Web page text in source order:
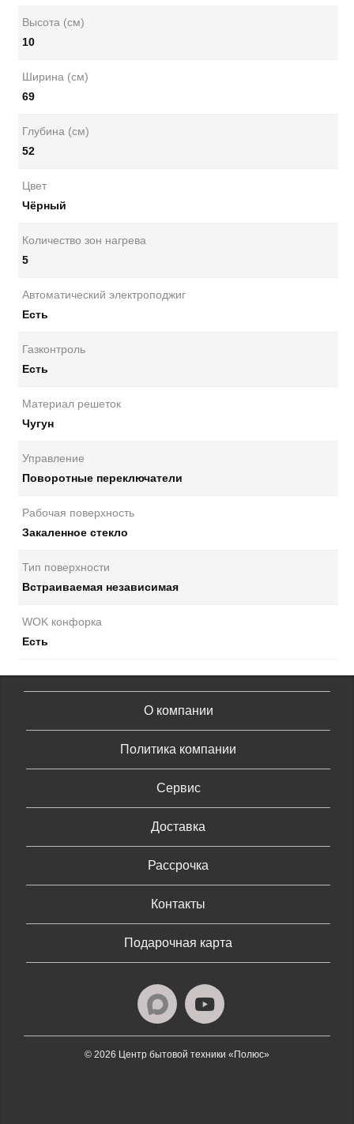
Высота (см)
10
Ширина (см)
69
Глубина (см)
52
Цвет
Чёрный
Количество зон нагрева
5
Автоматический электроподжиг
Есть
Газконтроль
Есть
Материал решеток
Чугун
Управление
Поворотные переключатели
Рабочая поверхность
Закаленное стекло
Тип поверхности
Встраиваемая независимая
WOK конфорка
Есть
О компании
Политика компании
Сервис
Доставка
Рассрочка
Контакты
Подарочная карта
© 2026 Центр бытовой техники «Полюс»